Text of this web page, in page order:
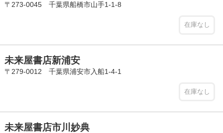
〒273-0045 千葉県船橋市山手1-1-8
在庫なし
未来屋書店新浦安
〒279-0012 千葉県浦安市入船1-4-1
在庫なし
未来屋書店市川妙典